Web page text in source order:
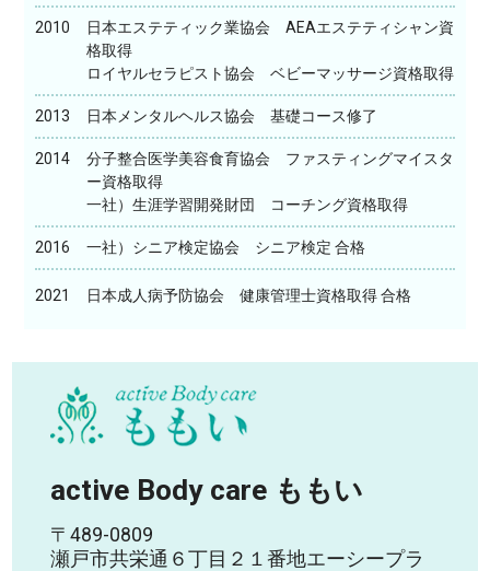
2010
日本エステティック業協会 AEAエステティシャン資
格取得
ロイヤルセラピスト協会 ベビーマッサージ資格取得
2013 日本メンタルヘルス協会 基礎コース修了
2014
分子整合医学美容食育協会 ファスティングマイスタ
ー資格取得
一社）生涯学習開発財団 コーチング資格取得
2016 一社）シニア検定協会 シニア検定 合格
2021 日本成人病予防協会 健康管理士資格取得 合格
active Body care ももい
〒489-0809
瀬戸市共栄通６丁目２１番地エーシープラ